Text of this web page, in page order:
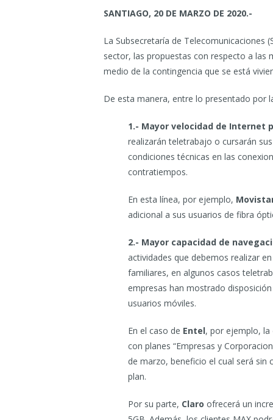
SANTIAGO, 20 DE MARZO DE 2020.-
La Subsecretaría de Telecomunicaciones
sector, las propuestas con respecto a las
medio de la contingencia que se está
De esta manera, entre lo presentado por
1.- Mayor velocidad de Internet
realizarán teletrabajo o cursarán
condiciones técnicas en las
contratiempos.
En esta línea, por ejemplo,
adicional a sus usuarios de fibra
2.- Mayor capacidad de
actividades que debemos realizar
familiares, en algunos casos
empresas han mostrado
usuarios móviles.
En el caso de Entel, por ejemplo, la
con planes “Empresas y
de marzo, beneficio el cual será sin
plan.
Por su parte, Claro ofrecerá un